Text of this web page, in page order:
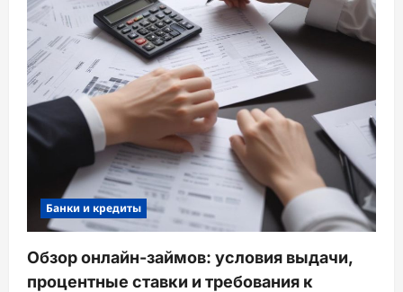
Банки и кредиты
Обзор онлайн-займов: условия выдачи,
процентные ставки и требования к